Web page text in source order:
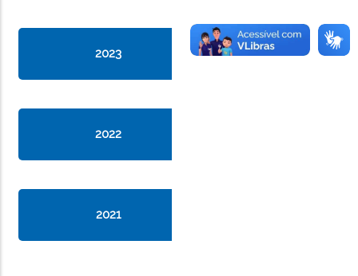
2023
2022
2021